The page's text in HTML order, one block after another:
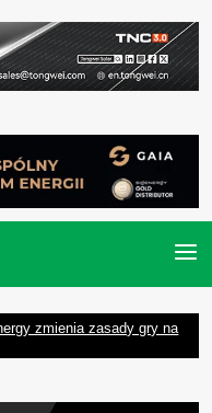
zmienia zasady gry na